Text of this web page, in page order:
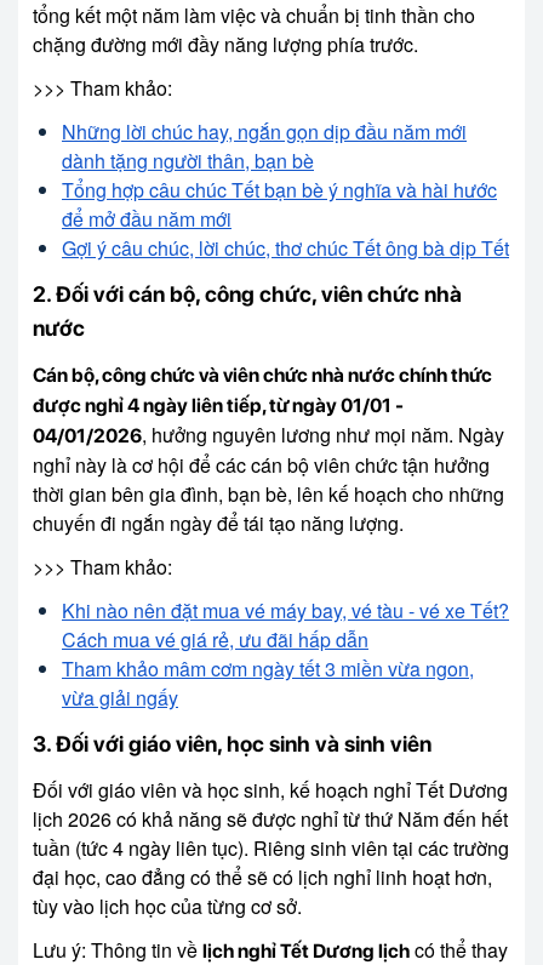
tổng kết một năm làm việc và chuẩn bị tinh thần cho
chặng đường mới đầy năng lượng phía trước.
>>> Tham khảo:
Những lời chúc hay, ngắn gọn dịp đầu năm mới
dành tặng người thân, bạn bè
Tổng hợp câu chúc Tết bạn bè ý nghĩa và hài hước
để mở đầu năm mới
Gợi ý câu chúc, lời chúc, thơ chúc Tết ông bà dịp Tết
2. Đối với cán bộ, công chức, viên chức nhà
nước
Cán bộ, công chức và viên chức nhà nước chính thức
được nghỉ 4 ngày liên tiếp, từ ngày 01/01 -
04/01/2026, hưởng nguyên lương như mọi năm. Ngày
nghỉ này là cơ hội để các cán bộ viên chức tận hưởng
thời gian bên gia đình, bạn bè, lên kế hoạch cho những
chuyến đi ngắn ngày để tái tạo năng lượng.
>>> Tham khảo:
Khi nào nên đặt mua vé máy bay, vé tàu - vé xe Tết?
Cách mua vé giá rẻ, ưu đãi hấp dẫn
Tham khảo mâm cơm ngày tết 3 miền vừa ngon,
vừa giải ngấy
3. Đối với giáo viên, học sinh và sinh viên
Đối với giáo viên và học sinh, kế hoạch nghỉ Tết Dương
lịch 2026 có khả năng sẽ được nghỉ từ thứ Năm đến hết
tuần (tức 4 ngày liên tục). Riêng sinh viên tại các trường
đại học, cao đẳng có thể sẽ có lịch nghỉ linh hoạt hơn,
tùy vào lịch học của từng cơ sở.
Lưu ý: Thông tin về lịch nghỉ Tết Dương lịch có thể thay